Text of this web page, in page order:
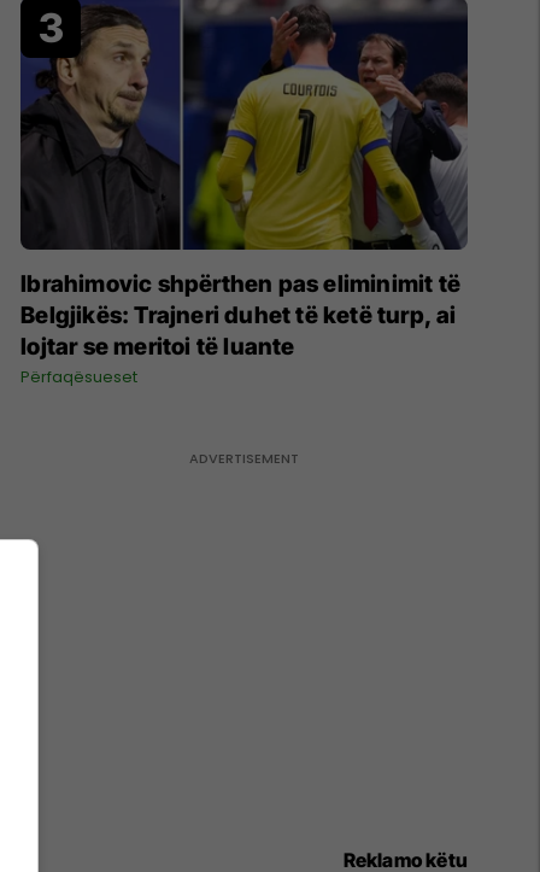
Ibrahimovic shpërthen pas eliminimit të
Belgjikës: Trajneri duhet të ketë turp, ai
lojtar se meritoi të luante
Përfaqësueset
Reklamo këtu